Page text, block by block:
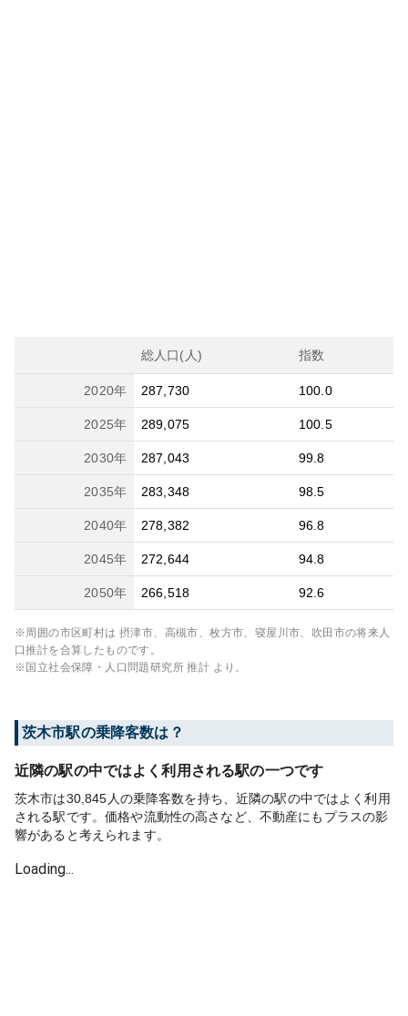
総人口(人) 指数
2020年 287,730 100.0
2025年 289,075 100.5
2030年 287,043 99.8
2035年 283,348 98.5
2040年 278,382 96.8
2045年 272,644 94.8
2050年 266,518 92.6
※周囲の市区町村は 摂津市、高槻市、枚方市、寝屋川市、吹田市の将来人
口推計を合算したものです。
※国立社会保障・人口問題研究所 推計 より。
茨木市駅の乗降客数は？
近隣の駅の中ではよく利用される駅の一つです
茨木市は30,845人の乗降客数を持ち、近隣の駅の中ではよく利用
される駅です。価格や流動性の高さなど、不動産にもプラスの影
響があると考えられます。
Loading...